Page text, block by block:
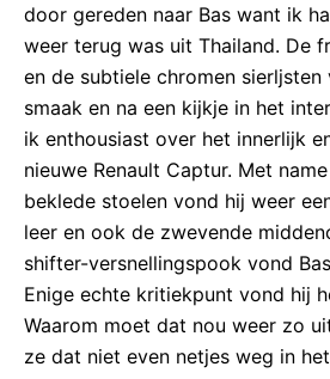
door gereden naar Bas want ik
weer terug was uit Thailand. De
en de subtiele chromen sierljsten
smaak en na een kijkje in het
ik enthousiast over het innerlijk
nieuwe Renault Captur. Met
beklede stoelen vond hij weer
leer en ook de zwevende
shifter-versnellingspook vond
Enige echte kritiekpunt vond hij
Waarom moet dat nou weer zo
ze dat niet even netjes weg in